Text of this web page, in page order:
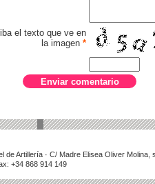
el texto que ve en
la imagen *
de Artillería · C/ Madre Elisea Oliver
+34 868 914 149